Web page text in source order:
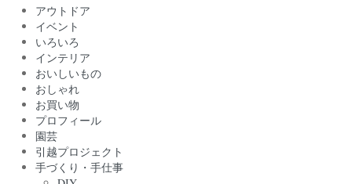
アウトドア
イベント
いろいろ
インテリア
おいしいもの
おしゃれ
お買い物
プロフィール
園芸
引越プロジェクト
手づくり・手仕事